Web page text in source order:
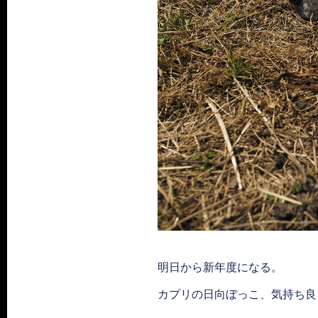
明日から新年度になる。
カプリの日向ぼっこ、気持ち